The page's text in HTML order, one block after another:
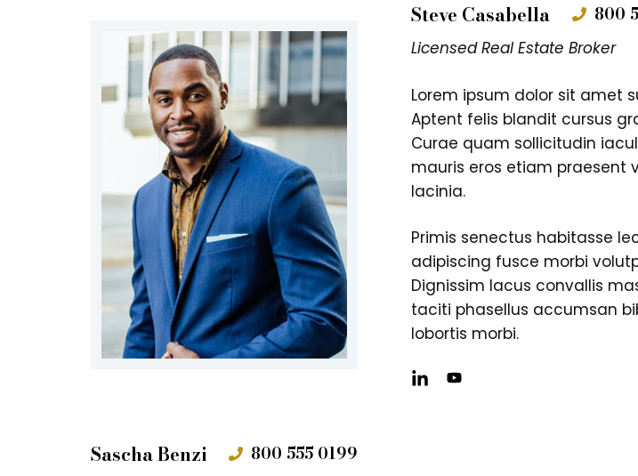
Steve Casabella 800
Licensed Real Estate Broker
Lorem ipsum dolor sit amet
Aptent felis blandit cursus
Curae quam sollicitudin
mauris eros etiam praesent
lacinia.
Primis senectus habitasse
adipiscing fusce morbi
Dignissim lacus convallis
taciti phasellus accumsan
lobortis morbi.
Sascha Benzi 800 555 0199